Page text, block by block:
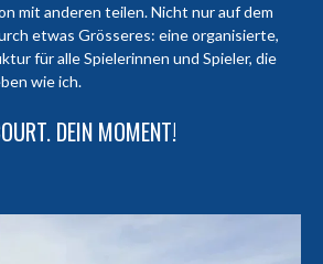
mit anderen teilen. Nicht nur auf dem
etwas Grösseres: eine organisierte,
für alle Spielerinnen und Spieler, die
wie ich.
DEIN MOMENT!